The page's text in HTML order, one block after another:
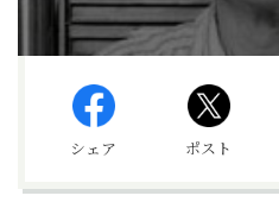
シェア ポスト